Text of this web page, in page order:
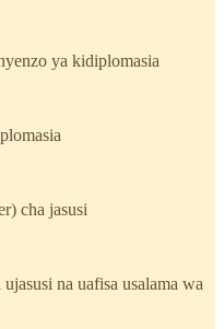
ya kidiplomasia
cha jasusi
na uafisa usalama wa